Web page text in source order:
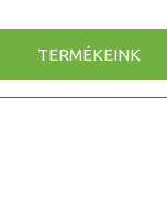
TERMÉKEINK